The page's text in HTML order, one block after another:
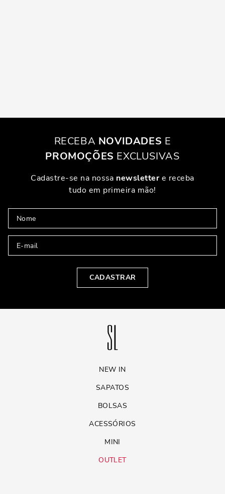
RECEBA NOVIDADES E
PROMOÇÕES EXCLUSIVAS
Cadastre-se na nossa newslettere receba
tudo em primeira mão!
CADASTRAR
NEW IN
SAPATOS
BOLSAS
ACESSÓRIOS
MINI
OUTLET